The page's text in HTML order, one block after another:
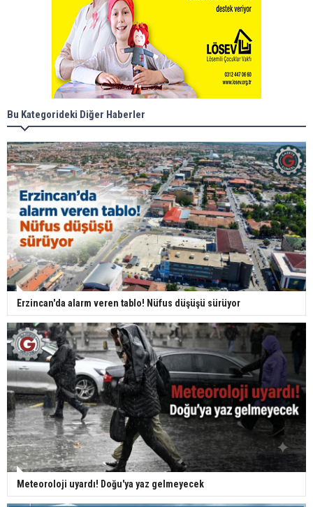
Bu Kategorideki Diğer Haberler
Erzincan'da alarm veren tablo! Nüfus düşüşü sürüyor
Meteoroloji uyardı! Doğu'ya yaz gelmeyecek